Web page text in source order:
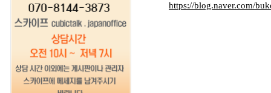
https://blog.naver.com/